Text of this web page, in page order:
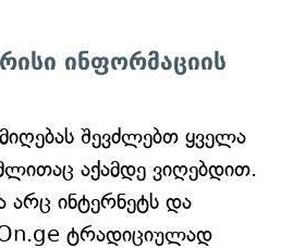
ინფორმაციის
შევძლებთ ყველა
აქამდე ვიღებდით.
არც ინტერნეტს და
ტრადიციულად